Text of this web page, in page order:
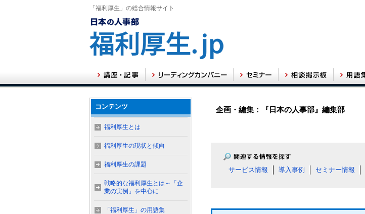
「福利厚生」の総合情報サイト
企画・編集：『日本の人事部』編集部
サービス情報 導入事例 セミナー情報
コンテンツ
福利厚生とは
福利厚生の現状と傾向
福利厚生の課題
戦略的な福利厚生とは～「企
業の実例」を中心に
「福利厚生」の用語集